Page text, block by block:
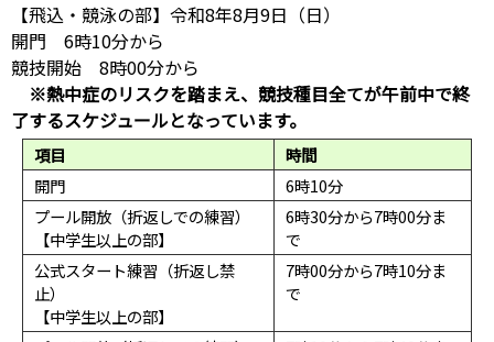
【飛込・競泳の部】令和8年8月9日（日）
開門 6時10分から
競技開始 8時00分から
※熱中症のリスクを踏まえ、競技種目全てが午前中で終
了するスケジュールとなっています。
項目
時間
開門
6時10分
プール開放（折返しでの練習）
【中学生以上の部】
6時30分から7時00分ま
で
公式スタート練習（折返し禁
止）
【中学生以上の部】
7時00分から7時10分ま
で